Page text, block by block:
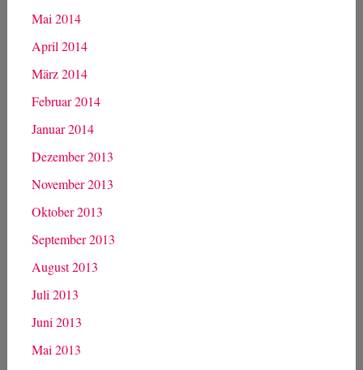
Mai 2014
April 2014
März 2014
Februar 2014
Januar 2014
Dezember 2013
November 2013
Oktober 2013
September 2013
August 2013
Juli 2013
Juni 2013
Mai 2013